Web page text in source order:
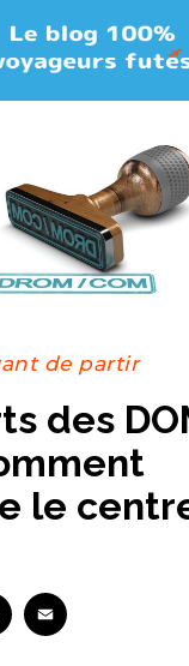
de partir
des
le
WhatsApp